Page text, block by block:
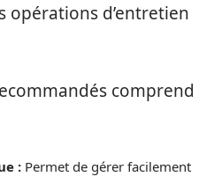
opérations d’entretien
comprend
: Permet de gérer facilement